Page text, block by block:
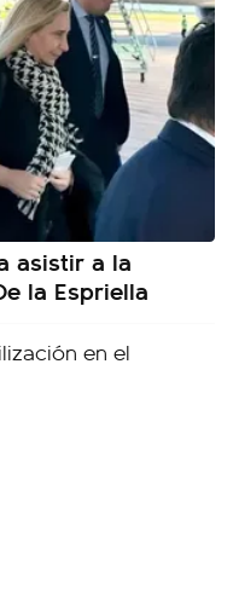
asistir a la
la Espriella